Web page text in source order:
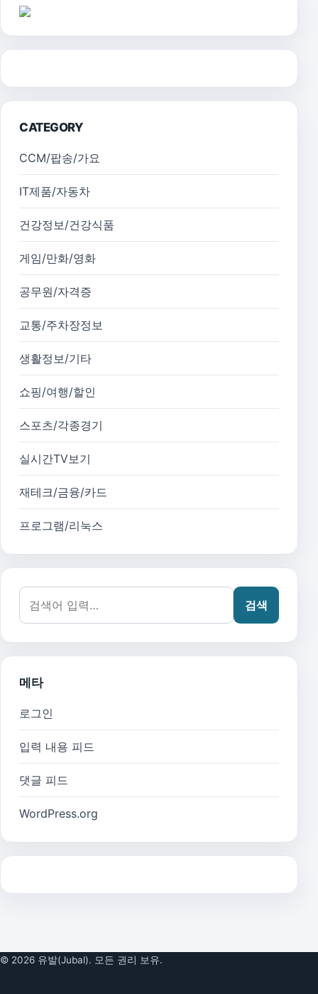
CATEGORY
CCM/팝송/가요
IT제품/자동차
건강정보/건강식품
게임/만화/영화
공무원/자격증
교통/주차장정보
생활정보/기타
쇼핑/여행/할인
스포츠/각종경기
실시간TV보기
재테크/금융/카드
프로그램/리눅스
검색어:
검색
메타
로그인
입력 내용 피드
댓글 피드
WordPress.org
© 2026 유발(Jubal). 모든 권리 보유.